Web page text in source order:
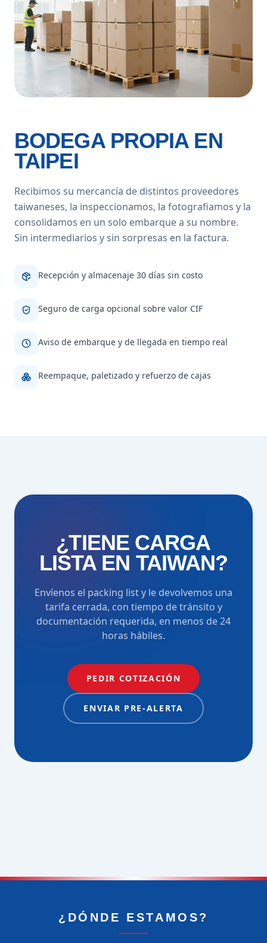
BODEGA PROPIA EN
TAIPEI
Recibimos su mercancía de distintos proveedores
taiwaneses, la inspeccionamos, la fotografiamos y la
consolidamos en un solo embarque a su nombre.
Sin intermediarios y sin sorpresas en la factura.
Recepción y almacenaje 30 días sin costo
Seguro de carga opcional sobre valor CIF
Aviso de embarque y de llegada en tiempo real
Reempaque, paletizado y refuerzo de cajas
¿TIENE CARGA
LISTA EN TAIWAN?
Envíenos el packing list y le devolvemos una
tarifa cerrada, con tiempo de tránsito y
documentación requerida, en menos de 24
horas hábiles.
PEDIR COTIZACIÓN
ENVIAR PRE-ALERTA
¿DÓNDE ESTAMOS?